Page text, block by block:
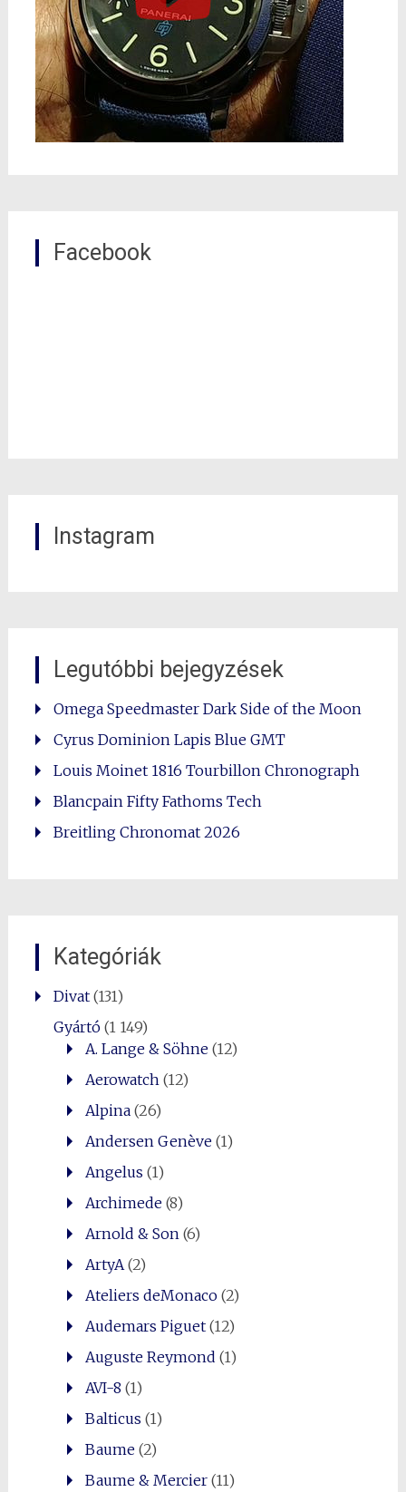
Facebook
Instagram
Legutóbbi bejegyzések
Omega Speedmaster Dark Side of the Moon
Cyrus Dominion Lapis Blue GMT
Louis Moinet 1816 Tourbillon Chronograph
Blancpain Fifty Fathoms Tech
Breitling Chronomat 2026
Kategóriák
Divat(131)
Gyártó(1 149)
A. Lange & Söhne(12)
Aerowatch (12)
Alpina(26)
Andersen Genève(1)
Angelus (1)
Archimede(8)
Arnold & Son (6)
ArtyA (2)
Ateliers deMonaco(2)
Audemars Piguet(12)
Auguste Reymond (1)
AVI-8 (1)
Balticus (1)
Baume(2)
Baume & Mercier(11)